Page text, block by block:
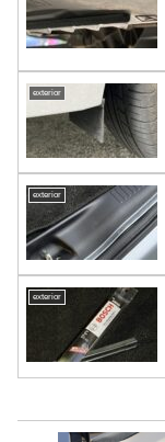
exterior
exterior
exterior